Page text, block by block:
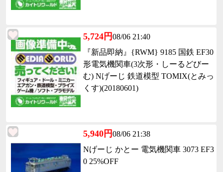
5,724円08/06 21:40
『新品即納』{RWM} 9185 国鉄 EF30
形電気機関車(3次形・しーるどびー
む) Nげーじ 鉄道模型 TOMIX(とみっ
くす)(20180601)
5,940円08/06 21:38
Nげーじ かとー 電気機関車 3073 EF3
0 25%OFF